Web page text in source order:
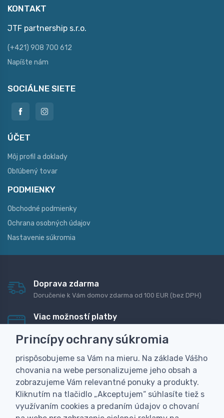
KONTAKT
JTF partnership s.r.o.
(+421) 908 700 612
Napíšte nám
SOCIÁLNE SIETE
ÚČET
Môj profil a doklady
Obľúbený tovar
PODMIENKY
Obchodné podmienky
Ochrana osobných údajov
Nastavenie súkromia
Doprava zdarma
Doručenie k Vám domov zdarma od 100 EUR (bez DPH)
Viac možností platby
dobierku
Personalizácia
Vyrobíme Vám vlastný originálny darček
Skúsenosť
Široký sortiment, z ktorého Vám pomôžeme vybrať
Princípy ochrany súkromia
prispôsobujeme sa Vám na mieru. Na základe Vášho
chovania na webe personalizujeme jeho obsah a
zobrazujeme Vám relevantné ponuky a produkty.
Kliknutím na tlačidlo „Akceptujem“ súhlasíte tiež s
využívaním cookies a predaním údajov o chovaní